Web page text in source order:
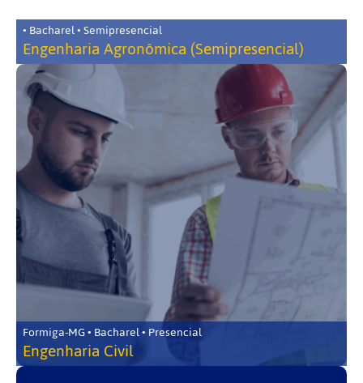
• Bacharel • Semipresencial
Engenharia Agronômica (Semipresencial)
Formiga-MG • Bacharel • Presencial
Engenharia Civil